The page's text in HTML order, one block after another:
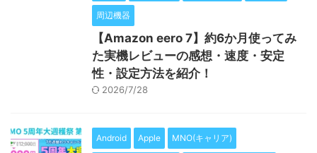
周辺機器
【Amazon eero 7】約6か月使ってみ
た実機レビューの感想・速度・安定
性・設定方法を紹介！
2026/7/28
Android Apple MNO(キャリア)